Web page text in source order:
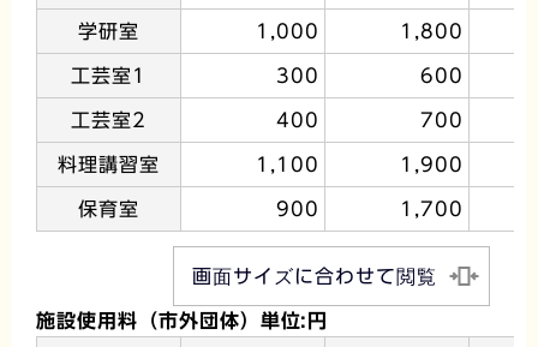
学研室 1,000 1,800
工芸室1 300 600
工芸室2 400 700
料理講習室 1,100 1,900
保育室 900 1,700
画面サイズに合わせて閲覧
施設使用料（市外団体）単位:円